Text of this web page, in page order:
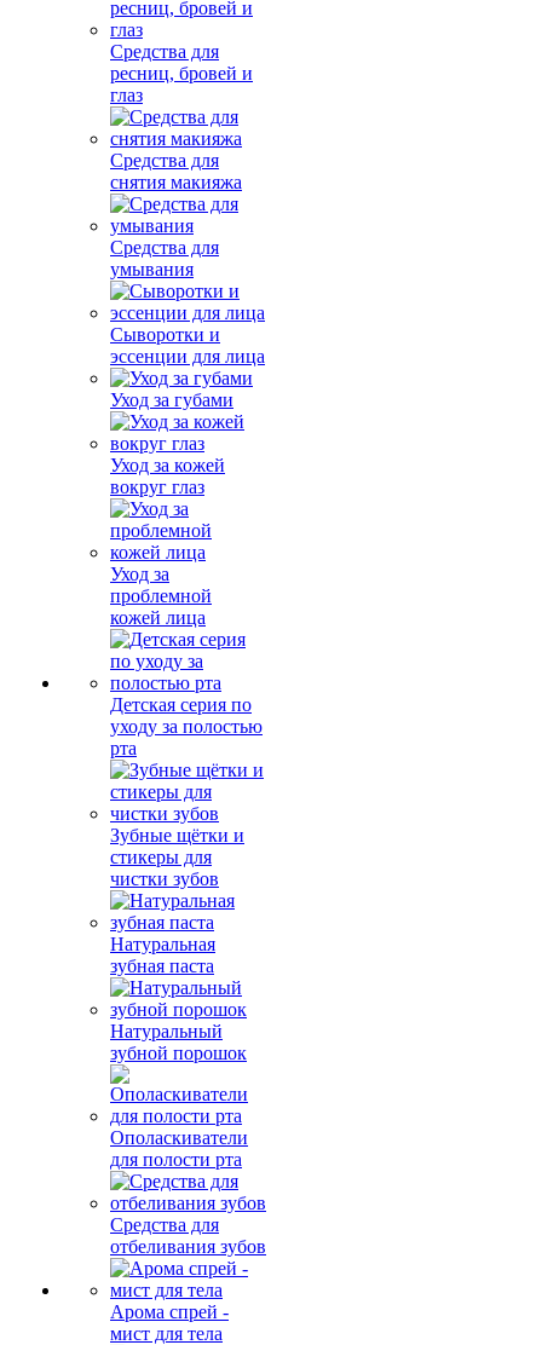
Средства для
ресниц, бровей и
глаз
Средства для
снятия макияжа
Средства для
умывания
Сыворотки и
эссенции для лица
Уход за губами
Уход за кожей
вокруг глаз
Уход за
проблемной
кожей лица
Детская серия по
уходу за полостью
рта
Зубные щётки и
стикеры для
чистки зубов
Натуральная
зубная паста
Натуральный
зубной порошок
Ополаскиватели
для полости рта
Средства для
отбеливания зубов
Арома спрей -
мист для тела